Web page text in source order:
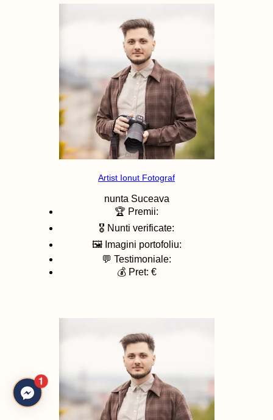
Artist Ionut Fotograf
nunta Suceava
🏆 Premii:
🎖️ Nunti verificate:
🖼️ Imagini portofoliu:
💬 Testimoniale:
💰 Pret: €